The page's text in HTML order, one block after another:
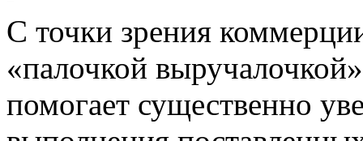
С точки зрения
«палочкой
помогает существенно